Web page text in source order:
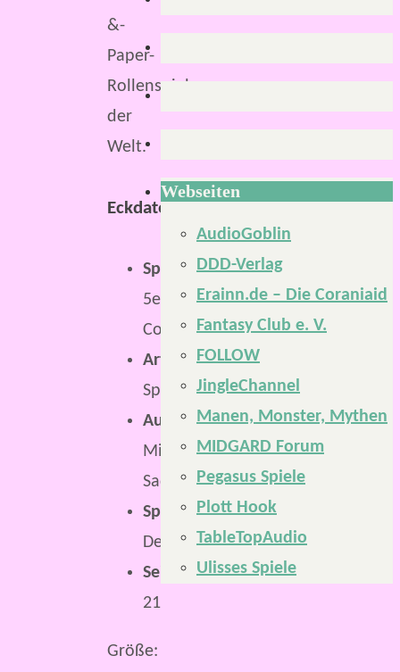
&-
Paper-
Rollenspiels
der
Welt.
Eckdaten:
Spielsystem:
5e
Compatible
Art:
Spielhilfe/Schauplatz
Autor:
Mirco
Sadrinna
Sprache:
Deutsch
Seiten:
21
Größe:
Webseiten
AudioGoblin
DDD-Verlag
Erainn.de – Die Coraniaid
Fantasy Club e. V.
FOLLOW
JingleChannel
Manen, Monster, Mythen
MIDGARD Forum
Pegasus Spiele
Plott Hook
TableTopAudio
Ulisses Spiele